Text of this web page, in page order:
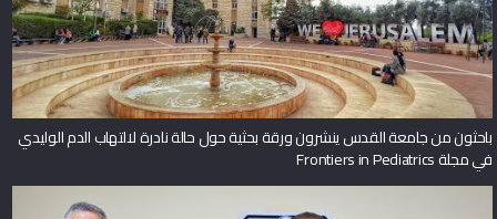
باحثون من جامعة القدس ينشرون ورقة بحثية حول حالة نادرة لالتهاب الدم الوليدي
في مجلة Frontiers in Pediatrics